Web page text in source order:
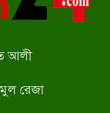
আলী
রেজা